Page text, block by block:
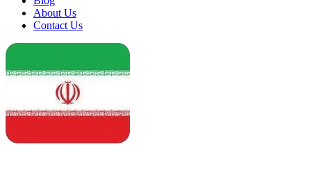
About Us
Contact Us